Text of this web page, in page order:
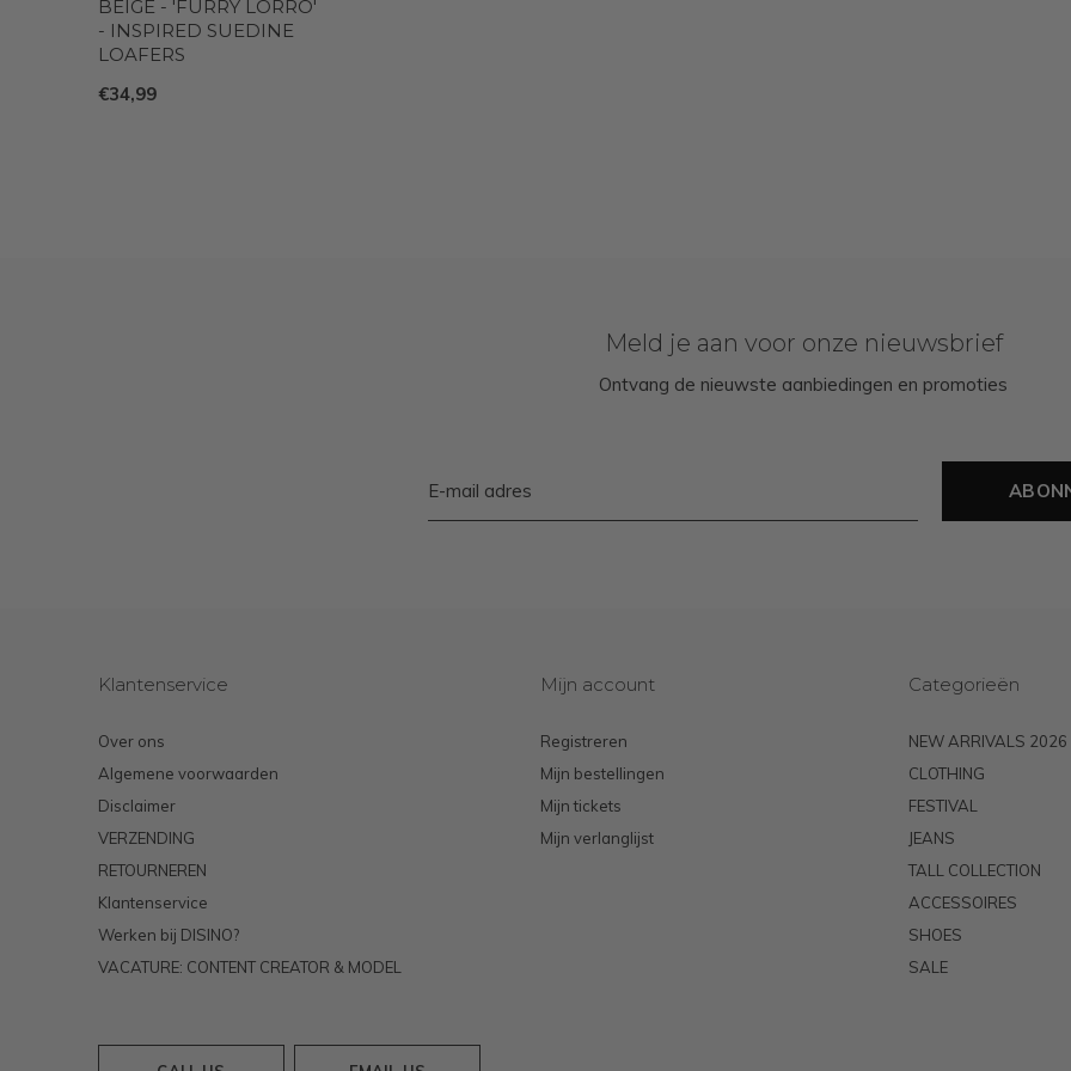
BEIGE - 'FURRY LORRO'
- INSPIRED SUEDINE
LOAFERS
€34,99
Meld je aan voor onze nieuwsbrief
Ontvang de nieuwste aanbiedingen en promoties
Klantenservice
Over ons
Algemene voorwaarden
Disclaimer
VERZENDING
RETOURNEREN
Klantenservice
Werken bij DISINO?
VACATURE: CONTENT CREATOR & MODEL
Mijn account
Registreren
Mijn bestellingen
Mijn tickets
Mijn verlanglijst
Categorieën
NEW ARRIVALS 2026
CLOTHING
FESTIVAL
JEANS
TALL COLLECTION
ACCESSOIRES
SHOES
SALE